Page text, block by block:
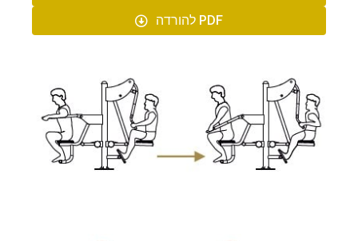
PDF להורדה